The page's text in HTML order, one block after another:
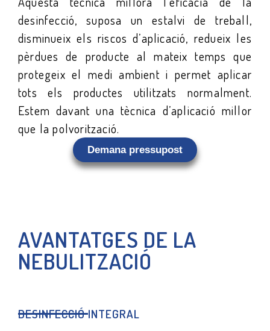
desinfecció, suposa un estalvi de treball,
disminueix els riscos d’aplicació, redueix les
pèrdues de producte al mateix temps que
protegeix el medi ambient i permet aplicar
tots els productes utilitzats normalment.
Estem davant una tècnica d’aplicació millor
que la polvorització.
Demana pressupost
AVANTATGES DE LA
NEBULITZACIÓ
DESINFECCIÓ INTEGRAL